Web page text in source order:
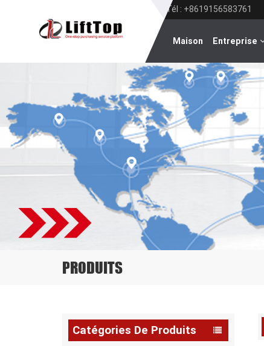
Tél : +8619156583761
Maison Entreprise
PRODUITS
Catégories De Produits